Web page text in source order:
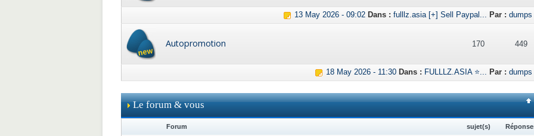
13 May 2026 - 09:02 Dans : fulllz.asia [+] Sell Paypal... Par : dumps
Autopromotion 170 449
18 May 2026 - 11:30 Dans : FULLLZ.ASIA ⭐... Par : dumps
Le forum & vous
Forum sujet(s)